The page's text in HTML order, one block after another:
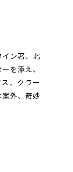
ン著、北
を添え、
、クラー
外、奇妙